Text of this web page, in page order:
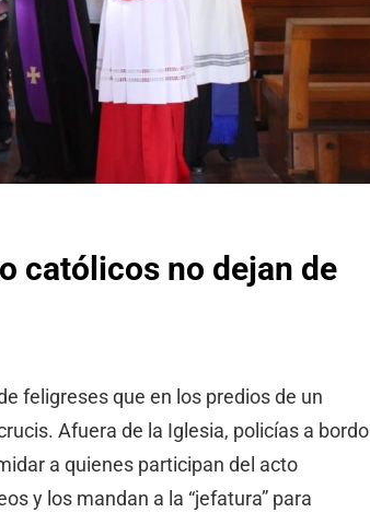
católicos no dejan de
feligreses que en los predios de un
Afuera de la Iglesia, policías a bordo
a quienes participan del acto
y los mandan a la “jefatura” para